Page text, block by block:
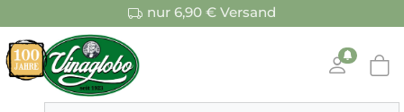
nur 6,90 € Versand